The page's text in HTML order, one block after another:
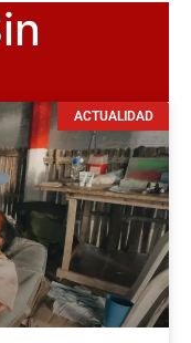
ACTUALIDAD